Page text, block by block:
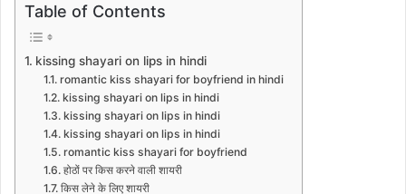
Table of Contents
kissing shayari on lips in hindi
romantic kiss shayari for boyfriend in hindi
kissing shayari on lips in hindi
kissing shayari on lips in hindi
kissing shayari on lips in hindi
romantic kiss shayari for boyfriend
होठों पर किस करने वाली शायरी
किस लेने के लिए शायरी